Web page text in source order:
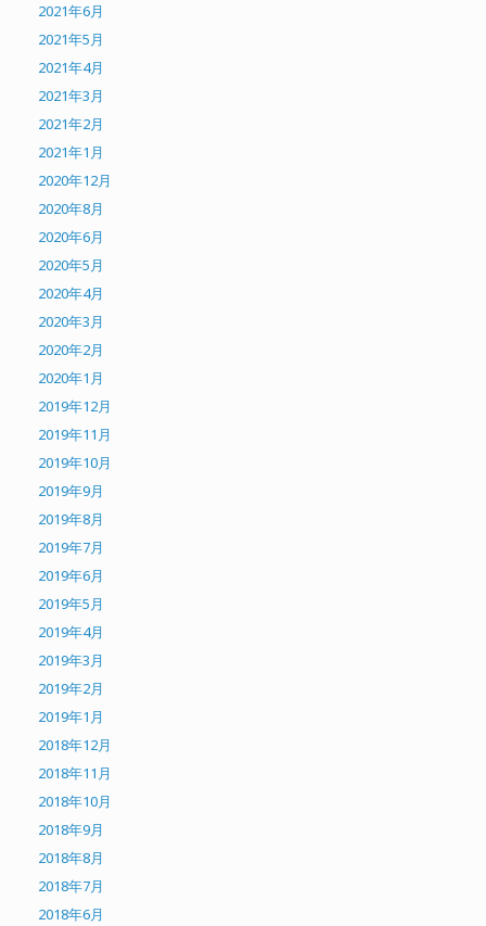
2021年6月
2021年5月
2021年4月
2021年3月
2021年2月
2021年1月
2020年12月
2020年8月
2020年6月
2020年5月
2020年4月
2020年3月
2020年2月
2020年1月
2019年12月
2019年11月
2019年10月
2019年9月
2019年8月
2019年7月
2019年6月
2019年5月
2019年4月
2019年3月
2019年2月
2019年1月
2018年12月
2018年11月
2018年10月
2018年9月
2018年8月
2018年7月
2018年6月